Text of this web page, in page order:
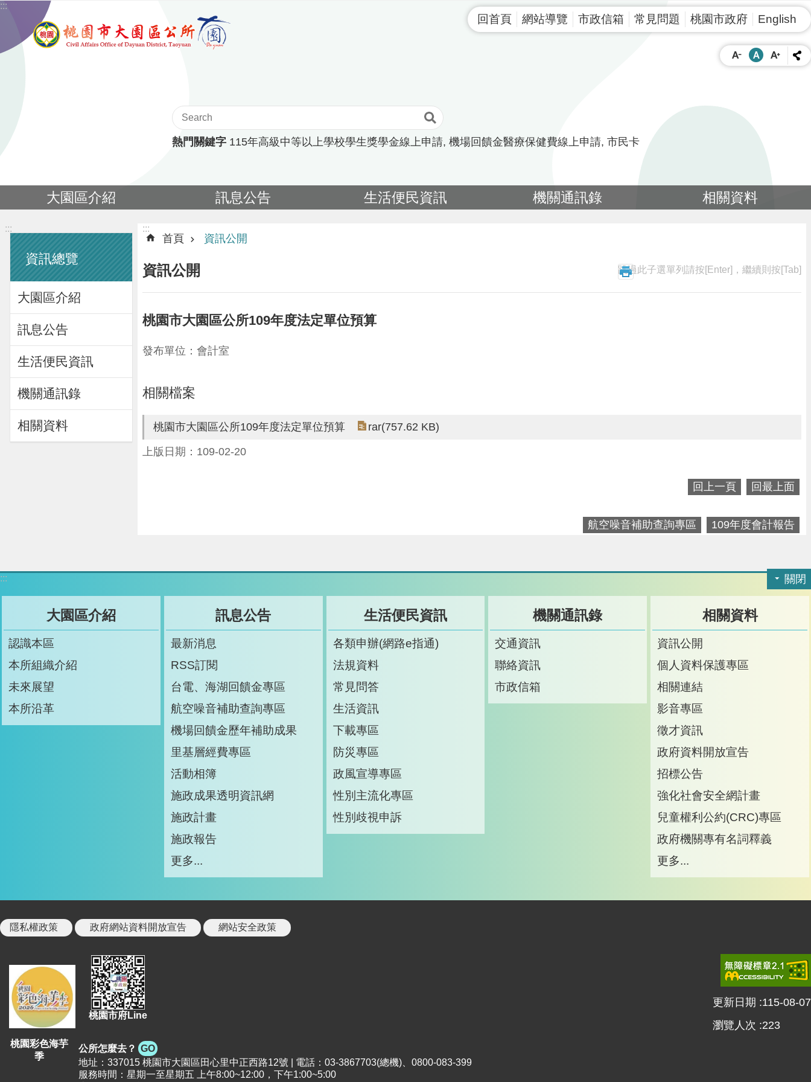
跳到主要內容區塊
:::
回首頁 網站導覽 市政信箱 常見問題 桃園市政府 English
熱門關鍵字 115年高級中等以上學校學生獎學金線上申請 機場回饋金醫療保健費線上申請 市民卡
大園區介紹 訊息公告 生活便民資訊 機關通訊錄 相關資料
:::
資訊總覽
大園區介紹
訊息公告
生活便民資訊
機關通訊錄
相關資料
:::
首頁 資訊公開
資訊公開 跳過此子選單列請按[Enter]，繼續則按[Tab]
桃園市大園區公所109年度法定單位預算
發布單位：會計室
相關檔案
桃園市大園區公所109年度法定單位預算 rar(757.62 KB)
上版日期：109-02-20
回上一頁 回最上面
航空噪音補助查詢專區 109年度會計報告
關閉
:::
大園區介紹
認識本區
本所組織介紹
未來展望
本所沿革
訊息公告
最新消息
RSS訂閱
台電、海湖回饋金專區
航空噪音補助查詢專區
機場回饋金歷年補助成果
里基層經費專區
活動相簿
施政成果透明資訊網
施政計畫
施政報告
更多...
生活便民資訊
各類申辦(網路e指通)
法規資料
常見問答
生活資訊
下載專區
防災專區
政風宣導專區
性別主流化專區
性別歧視申訴
機關通訊錄
交通資訊
聯絡資訊
市政信箱
相關資料
資訊公開
個人資料保護專區
相關連結
影音專區
徵才資訊
政府資料開放宣告
招標公告
強化社會安全網計畫
兒童權利公約(CRC)專區
政府機關專有名詞釋義
更多...
隱私權政策 政府網站資料開放宣告 網站安全政策
桃園彩色海芋
季
桃園市府Line
公所怎麼去？ GO
地址：337015 桃園市大園區田心里中正西路12號 | 電話：03-3867703(總機)、0800-083-399
服務時間：星期一至星期五 上午8:00~12:00，下午1:00~5:00
更新日期 115-08-07
瀏覽人次
223